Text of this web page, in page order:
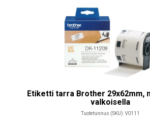
Etiketti tarra Brother 29x62mm,
valkoisella
Tuotetunnus (SKU):V0111